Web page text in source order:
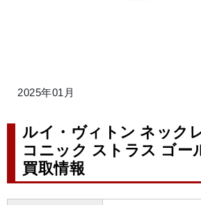
2025年01月
ルイ・ヴィトン ネック
コニック ストラス ゴー
買取情報